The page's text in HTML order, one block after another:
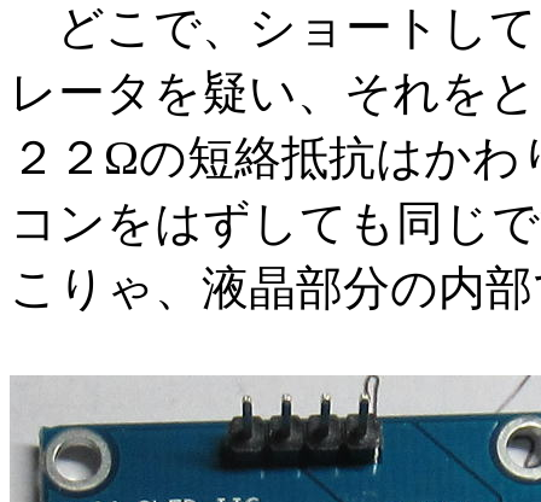
どこで、ショートし
レータを疑い、それを
２２Ωの短絡抵抗はか
コンをはずしても同じ
こりゃ、液晶部分の内